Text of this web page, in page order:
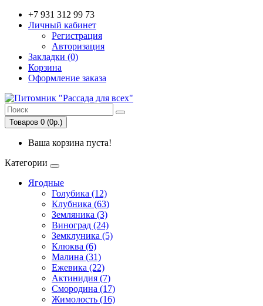
+7 931 312 99 73
Личный кабинет
Регистрация
Авторизация
Закладки (0)
Корзина
Оформление заказа
Товаров 0 (0р.)
Ваша корзина пуста!
Категории
Ягодные
Голубика (12)
Клубника (63)
Земляника (3)
Виноград (24)
Земклуника (5)
Клюква (6)
Малина (31)
Ежевика (22)
Актинидия (7)
Смородина (17)
Жимолость (16)